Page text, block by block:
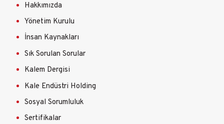
Hakkımızda
Yönetim Kurulu
İnsan Kaynakları
Sık Sorulan Sorular
Kalem Dergisi
Kale Endüstri Holding
Sosyal Sorumluluk
Sertifikalar